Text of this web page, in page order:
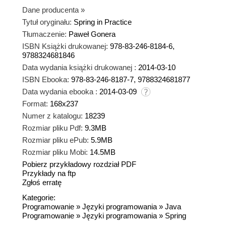
Dane producenta »
Tytuł oryginału: Spring in Practice
Tłumaczenie: Paweł Gonera
ISBN Książki drukowanej: 978-83-246-8184-6,
9788324681846
Data wydania książki drukowanej : 2014-03-10
ISBN Ebooka: 978-83-246-8187-7, 9788324681877
Data wydania ebooka : 2014-03-09
Format: 168x237
Numer z katalogu: 18239
Rozmiar pliku Pdf: 9.3MB
Rozmiar pliku ePub: 5.9MB
Rozmiar pliku Mobi: 14.5MB
Pobierz przykładowy rozdział PDF
Przykłady na ftp
Zgłoś erratę
Kategorie:
Programowanie » Języki programowania » Java
Programowanie » Języki programowania » Spring